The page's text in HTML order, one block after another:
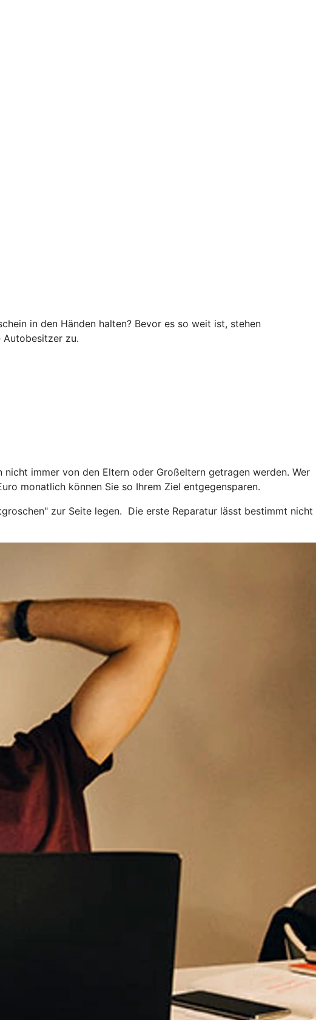
in den Händen halten? Bevor es so weit ist, stehen
Autobesitzer zu.
immer von den Eltern oder Großeltern getragen werden. Wer
monatlich können Sie so Ihrem Ziel entgegensparen.
zur Seite legen. Die erste Reparatur lässt bestimmt nicht